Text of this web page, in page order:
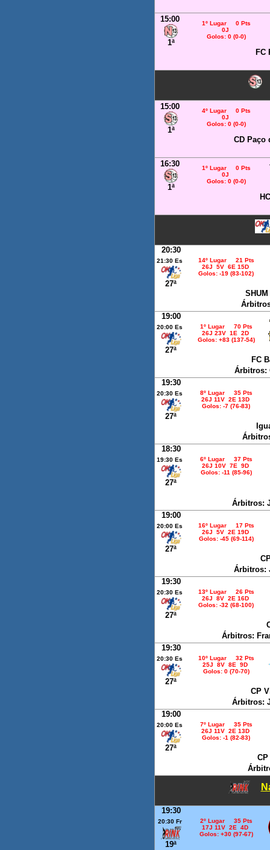
15:00
1ª
1º Lugar 0 Pts
0J
Golos: 0 (0-0)
FC
15:00
1ª
4º Lugar 0 Pts
0J
Golos: 0 (0-0)
CD Paço
16:30
1ª
1º Lugar 0 Pts
0J
Golos: 0 (0-0)
20:30
21:30 Es
27ª
14º Lugar 21 Pts
26J 5V 6E 15D
Golos: -19 (83-102)
19:00
20:00 Es
27ª
1º Lugar 70 Pts
26J 23V 1E 2D
Golos: +83 (137-54)
FC
Árbitros:
19:30
20:30 Es
27ª
8º Lugar 35 Pts
26J 11V 2E 13D
Golos: -7 (76-83)
18:30
19:30 Es
27ª
6º Lugar 37 Pts
26J 10V 7E 9D
Golos: -11 (85-96)
Árbitros:
19:00
20:00 Es
27ª
16º Lugar 17 Pts
26J 5V 2E 19D
Golos: -45 (69-114)
Árbitros:
19:30
20:30 Es
27ª
13º Lugar 26 Pts
26J 8V 2E 16D
Golos: -32 (68-100)
Árbitros:
19:30
20:30 Es
27ª
10º Lugar 32 Pts
25J 8V 8E 9D
Golos: 0 (70-70)
CP
Árbitros:
19:00
20:00 Es
27ª
7º Lugar 35 Pts
26J 11V 2E 13D
Golos: -1 (82-83)
19:30
20:30 Fr
19ª
2º Lugar 35 Pts
17J 11V 2E 4D
Golos: +30 (97-67)